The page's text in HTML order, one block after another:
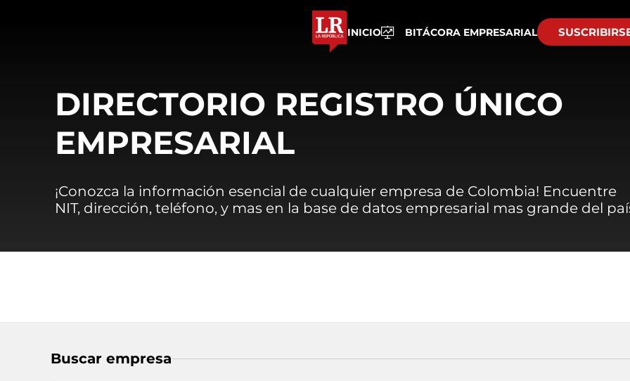
INICIO BITÁCORA EMPRESARIAL
DIRECTORIO REGISTRO ÚNICO
EMPRESARIAL
¡Conozca la información esencial de cualquier empresa de Colombia! Encuentre
NIT, dirección, teléfono, y mas en la base de datos empresarial mas grande del
Buscar empresa